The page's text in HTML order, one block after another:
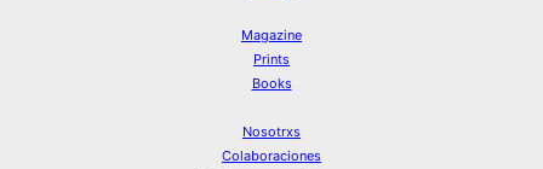
Magazine
Prints
Books
Nosotrxs
Colaboraciones